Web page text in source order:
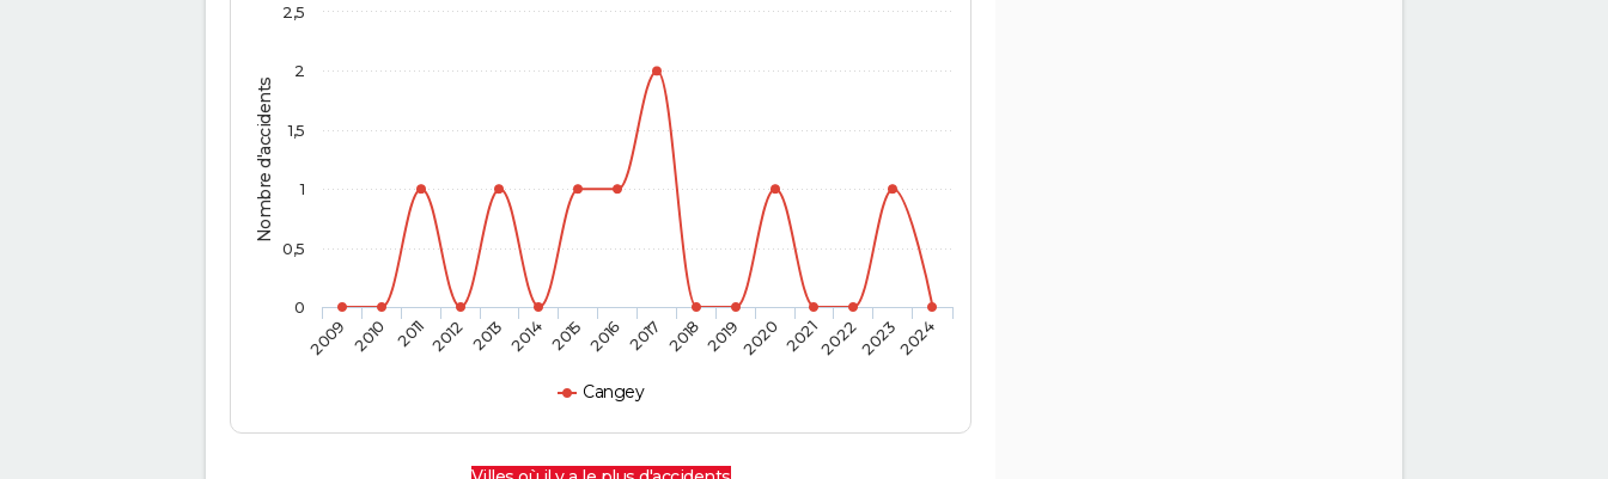
Nombre d'accidents
Cangey
2009 2010 2011 2012 2013 2014 2015 2016 2017 2018 20192020 2021202220232024
0
0,5
1
1,5
2
2,5